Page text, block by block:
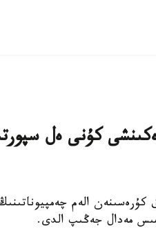
كۇرەسىنەن الەم
مەدال جەڭىپ الدى.